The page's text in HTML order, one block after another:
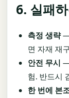
6. 실패
측정 생략—
면 자재 재
안전 무시 —
험. 반드시
한 번에 본